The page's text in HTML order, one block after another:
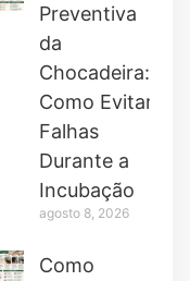
Preventiva
da
Chocadeira:
Como Evitar
Falhas
Durante a
Incubação
agosto 8, 2026
Como